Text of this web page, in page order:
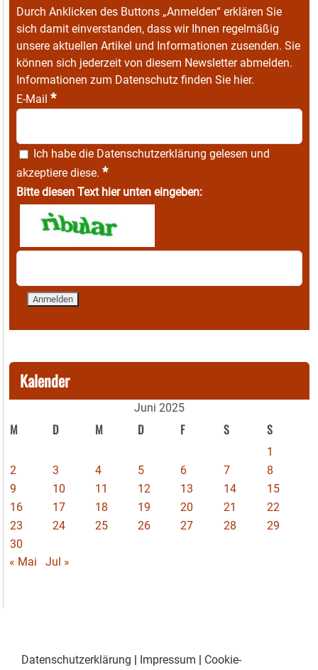
Durch Anklicken des Buttons „Anmelden“ erklären Sie
sich damit einverstanden, dass wir Ihnen regelmäßig
unsere aktuellen Artikel und Informationen zusenden. Sie
können sich jederzeit von diesem Newsletter abmelden.
Informationen zum Datenschutz finden Sie hier.
E-Mail *
Ich habe die Datenschutzerklärung gelesen und
akzeptiere diese. *
Bitte diesen Text hier unten eingeben:
Kalender
Juni 2025
M D M D F S S
1
2
3 4 5 6 7
8
9
10 11 12 13 14
15
16
17 18 19 20 21
22
23
24 25 26 27 28
29
30
« Mai
Jul »
Datenschutzerklärung | Impressum | Cookie-